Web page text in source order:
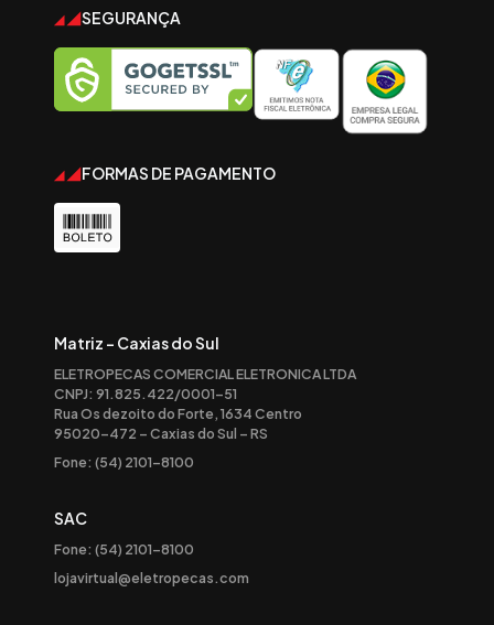
SEGURANÇA
FORMAS DE PAGAMENTO
Matriz - Caxias do Sul
ELETROPECAS COMERCIAL ELETRONICA LTDA
CNPJ: 91.825.422/0001-51
Rua Os dezoito do Forte, 1634 Centro
95020-472 – Caxias do Sul – RS
Fone: (54) 2101-8100
SAC
Fone: (54) 2101-8100
lojavirtual@eletropecas.com